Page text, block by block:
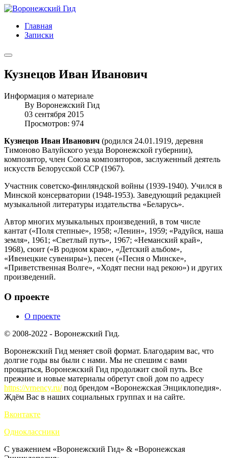
Главная
Записки
Кузнецов Иван Иванович
Информация о материале
By Воронежский Гид
03 сентября 2015
Просмотров: 974
Кузнецов Иван Иванович (родился 24.01.1919, деревня
Тимоново Валуйского уезда Воронежской губернии),
композитор, член Союза композиторов, заслуженный деятель
искусств Белорусской ССР (1967).
Участник советско-финляндской войны (1939-1940). Учился в
Минской консерватории (1948-1953). Заведующий редакцией
музыкальной литературы издательства «Беларусь».
Автор многих музыкальных произведений, в том числе
кантат («Поля степные», 1958; «Ленин», 1959; «Радуйся, наша
земля», 1961; «Светлый путь», 1967; «Неманский край»,
1968), сюит («В родном краю», «Детский альбом»,
«Ивенецкие сувениры»), песен («Песня о Минске»,
«Приветственная Волге», «Ходят песни над рекою») и других
произведений.
О проекте
О проекте
© 2008-2022 - Воронежский Гид.
Воронежский Гид меняет свой формат. Благодарим вас, что
долгие годы вы были с нами. Мы не спешим с вами
прощаться, Воронежский Гид продолжит свой путь. Все
прежние и новые материалы обретут свой дом по адресу
https://vrnency.ru/под брендом «Воронежская Энциклопедия».
Ждём Вас в наших социальных группах и на сайте.
Вконтакте
Одноклассники
С уважением «Воронежский Гид» & «Воронежская